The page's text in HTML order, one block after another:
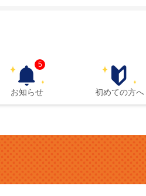
お知らせ
5
初めての方へ